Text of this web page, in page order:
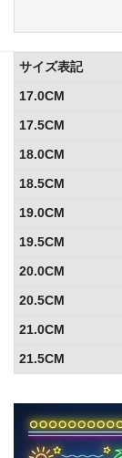
サイズ表記
17.0CM
17.5CM
18.0CM
18.5CM
19.0CM
19.5CM
20.0CM
20.5CM
21.0CM
21.5CM